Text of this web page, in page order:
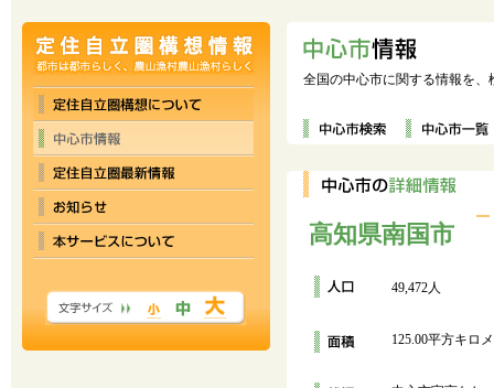
全国の中心市に関する情報を
高知県南国市
49,472人
125.00平方キロ